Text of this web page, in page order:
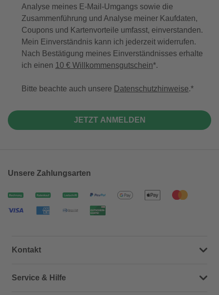
Analyse meines E-Mail-Umgangs sowie die
Zusammenführung und Analyse meiner Kaufdaten,
Coupons und Kartenvorteile umfasst, einverstanden.
Mein Einverständnis kann ich jederzeit widerrufen.
Nach Bestätigung meines Einverständnisses erhalte
ich einen 10 € Willkommensgutschein*.
Bitte beachte auch unsere Datenschutzhinweise.
JETZT ANMELDEN
Unsere Zahlungsarten
Kontakt
Dein Kontakt zu uns
Service & Hilfe